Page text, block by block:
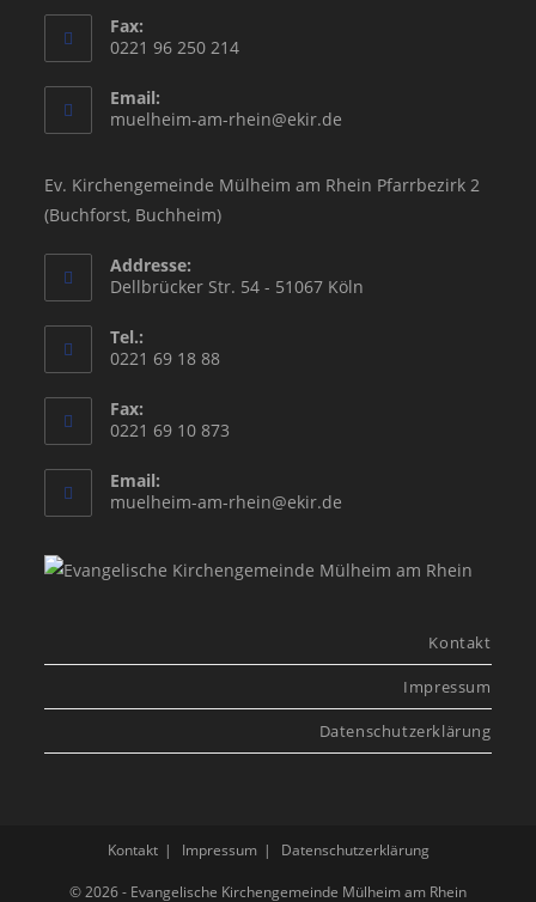
Fax:
0221 96 250 214
Email:
muelheim-am-rhein@ekir.de
application
Ev. Kirchengemeinde Mülheim am Rhein Pfarrbezirk 2
(Buchforst, Buchheim)
Addresse:
Dellbrücker Str. 54 - 51067 Köln
Tel.:
0221 69 18 88
Fax:
0221 69 10 873
Email:
muelheim-am-rhein@ekir.de
application
Kontakt
Impressum
Datenschutzerklärung
Kontakt Impressum Datenschutzerklärung
© 2026 - Evangelische Kirchengemeinde Mülheim am Rhein